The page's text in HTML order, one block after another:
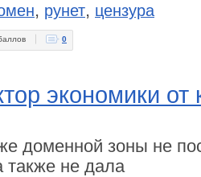
, рунет, цензура
0
экономики от
доменной зоны не
также не дала